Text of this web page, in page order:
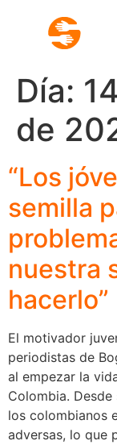
Día:
de
“Los
semilla
nuestra
hacerlo”
El motivador
periodistas de
al empezar la
Colombia.
los colombianos
adversas, lo que